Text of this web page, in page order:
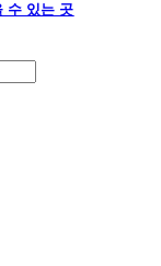
수 있는 곳